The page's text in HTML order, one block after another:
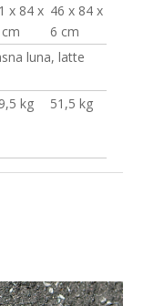
x 84 x 46 x 84 x
6 cm
luna, latte
kg 51,5 kg